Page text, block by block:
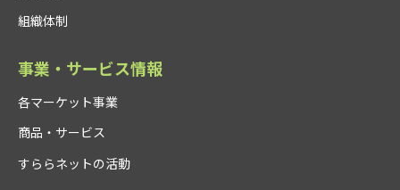
組織体制
事業・サービス情報
各マーケット事業
商品・サービス
すららネットの活動